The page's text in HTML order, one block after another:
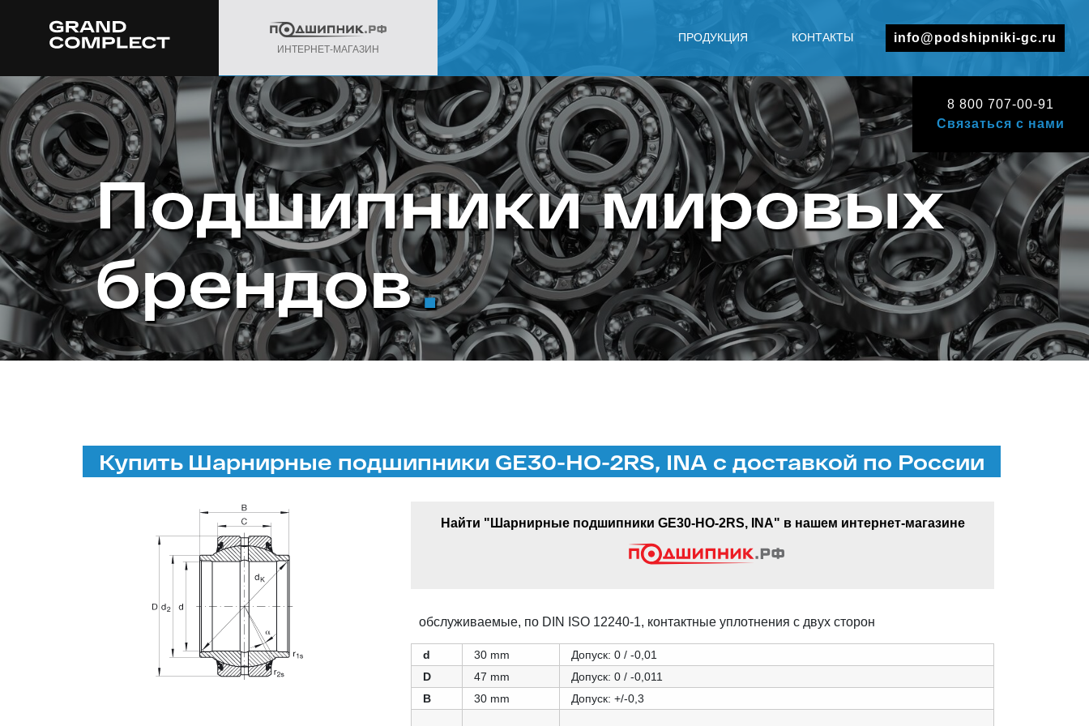
ИНТЕРНЕТ-МАГАЗИН
8 800 707-00-91
Связаться с нами
info@podshipniki-gc.ru
ПРОДУКЦИЯ КОНТАКТЫ
Подшипники мировых
брендов.
Купить Шарнирные подшипники GE30-HO-2RS, INA с доставкой по России
Найти "Шарнирные подшипники GE30-HO-2RS, INA" в нашем интернет-магазине
обслуживаемые, по DIN ISO 12240-1, контактные уплотнения с двух сторон
d 30 mm
Допуск: 0 / -0,01
D
47 mm
Допуск: 0 / -0,011
B
30 mm Допуск: +/-0,3